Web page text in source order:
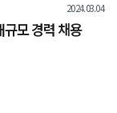
2024.03.04
모 경력 채용